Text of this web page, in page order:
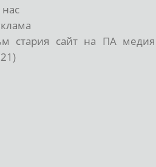
нас
стария сайт на ПА